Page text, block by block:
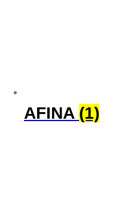
AFINA (1)